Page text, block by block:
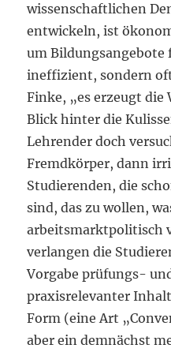
wissenschaftlichen
entwickeln, ist
um
ineffizient, sondern
Finke, „es erzeugt die
Blick hinter die
Lehrender doch
Fremdkörper, dann
Studierenden, die
sind, das zu wollen,
arbeitsmarktpolitisch
verlangen die
Vorgabe prüfungs-
praxisrelevanter
Form (eine Art
aber ein demnächst